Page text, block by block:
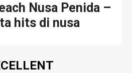
Nusa Penida –
hits di nusa